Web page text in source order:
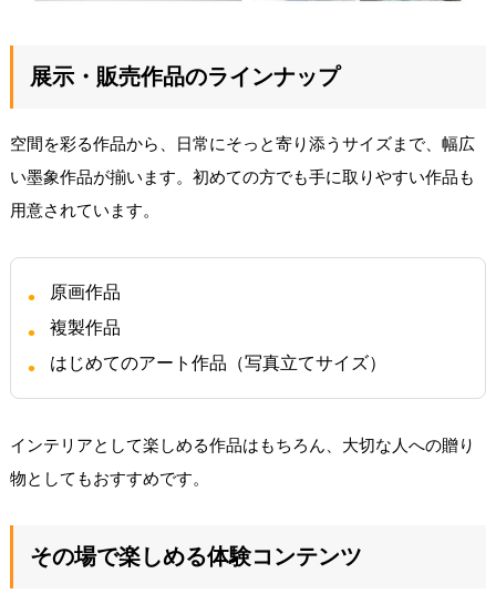
展示・販売作品のラインナップ
空間を彩る作品から、日常にそっと寄り添うサイズまで、幅広
い墨象作品が揃います。初めての方でも手に取りやすい作品も
用意されています。
原画作品
複製作品
はじめてのアート作品（写真立てサイズ）
インテリアとして楽しめる作品はもちろん、大切な人への贈り
物としてもおすすめです。
その場で楽しめる体験コンテンツ